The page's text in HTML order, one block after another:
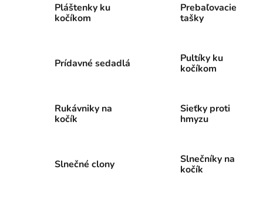
Pláštenky ku
kočíkom
Prebaľovacie
tašky
Prídavné sedadlá
Pultíky ku
kočíkom
Rukávniky na
kočík
Sieťky proti
hmyzu
Slnečné clony
Slnečníky na
kočík